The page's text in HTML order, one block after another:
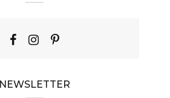
NEWSLETTER